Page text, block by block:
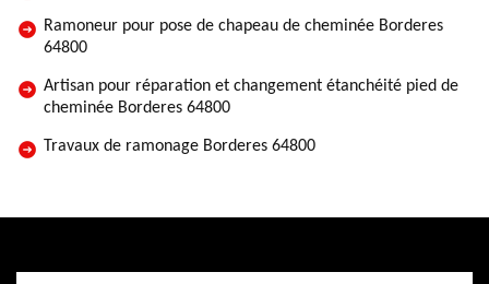
Ramoneur pour pose de chapeau de cheminée Borderes
64800
Artisan pour réparation et changement étanchéité pied de
cheminée Borderes 64800
Travaux de ramonage Borderes 64800